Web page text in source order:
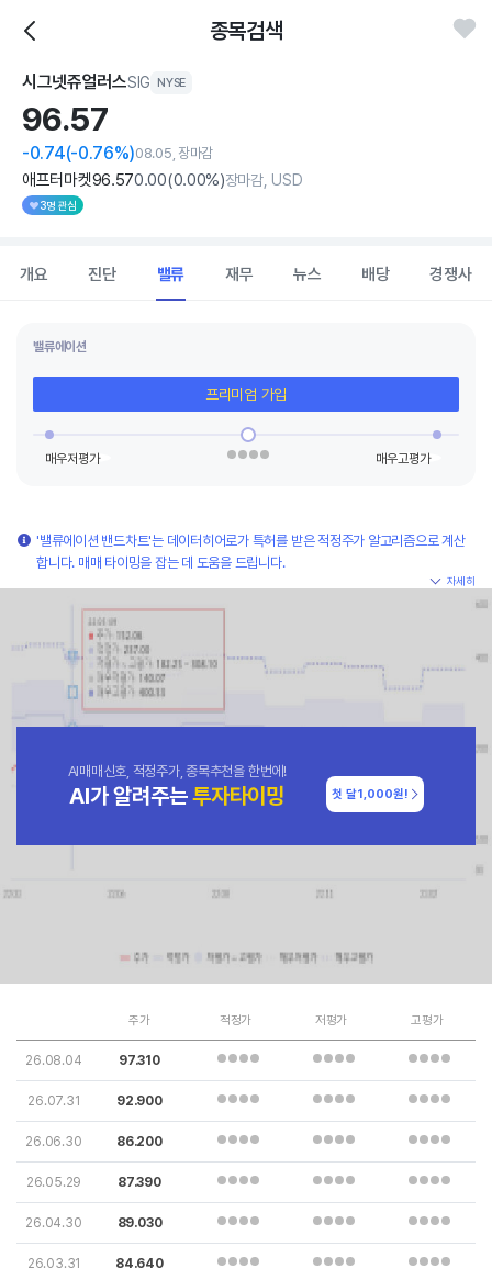
종목검색
시그넷쥬얼러스SIG NYSE
96.57
-0.74(-0.76%)08.05, 장마감
애프터마켓96.570.00(0.00%)장마감, USD
3명 관심
개요 진단 밸류 재무 뉴스 배당 경쟁사
밸류에이션
프리미엄 가입
'밸류에이션 밴드차트'는 데이터히어로가 특허를 받은 적정주가 알고리즘으로 계산
합니다. 매매 타이밍을 잡는 데 도움을 드립니다.
자세히
AI매매신호, 적정주가, 종목추천을 한번에!
AI가 알려주는투자타이밍 첫 달1,000원!
주가 적정가 저평가 고평가
26.08.04 97.310
26.07.31 92.900
26.06.30 86.200
26.05.29 87.390
26.04.30 89.030
26.03.31 84.640